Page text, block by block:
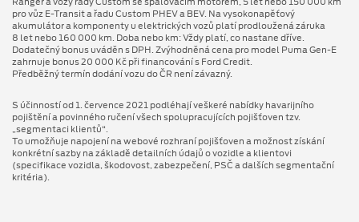
pro vůz E-Transit a řadu Custom PHEV a BEV. Na vysokonapěťový
akumulátor a komponenty u elektrických vozů platí prodloužená záruka
8 let nebo 160 000 km. Doba nebo km: Vždy platí, co nastane dříve.
Dodatečný bonus uváděn s DPH. Zvýhodněná cena pro model Puma Gen⁠-⁠E
zahrnuje bonus 20 000 Kč při financování s Ford Credit.
Předběžný termín dodání vozu do ČR není závazný.
S účinností od 1. července 2021 podléhají veškeré nabídky havarijního
pojištění a povinného ručení všech spolupracujících pojišťoven tzv.
„segmentaci klientů“.
To umožňuje napojení na webové rozhraní pojišťoven a možnost získání
konkrétní sazby na základě detailních údajů o vozidle a klientovi
(specifikace vozidla, škodovost, zabezpečení, PSČ a dalších segmentační
kritéria).